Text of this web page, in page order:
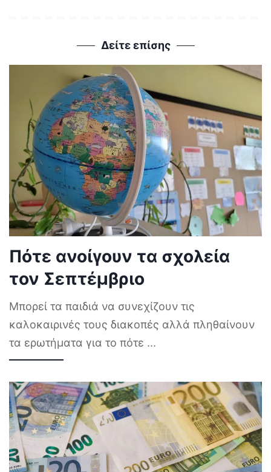
Δείτε επίσης
Πότε ανοίγουν τα σχολεία
τον Σεπτέμβριο
Μπορεί τα παιδιά να συνεχίζουν τις
καλοκαιρινές τους διακοπές αλλά πληθαίνουν
τα ερωτήματα για το πότε ...